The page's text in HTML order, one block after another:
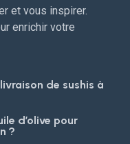
et vous inspirer.
enrichir votre
de sushis à
d’olive pour
?